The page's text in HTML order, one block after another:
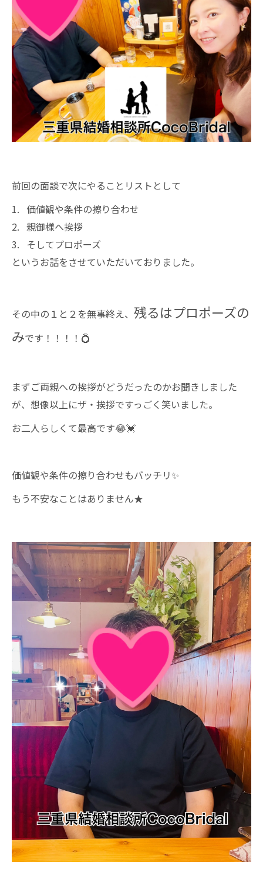
前回の面談で次にやることリストとして
価値観や条件の擦り合わせ
親御様へ挨拶
そしてプロポーズ
というお話をさせていただいておりました。
その中の１と２を無事終え、 残るはプロポーズの
みです！！！！💍
まずご両親への挨拶がどうだったのかお聞きしました
が、想像以上にザ・挨拶ですっごく笑いました。
お二人らしくて最高です😂💓
価値観や条件の擦り合わせもバッチリ✨
もう不安なことはありません★